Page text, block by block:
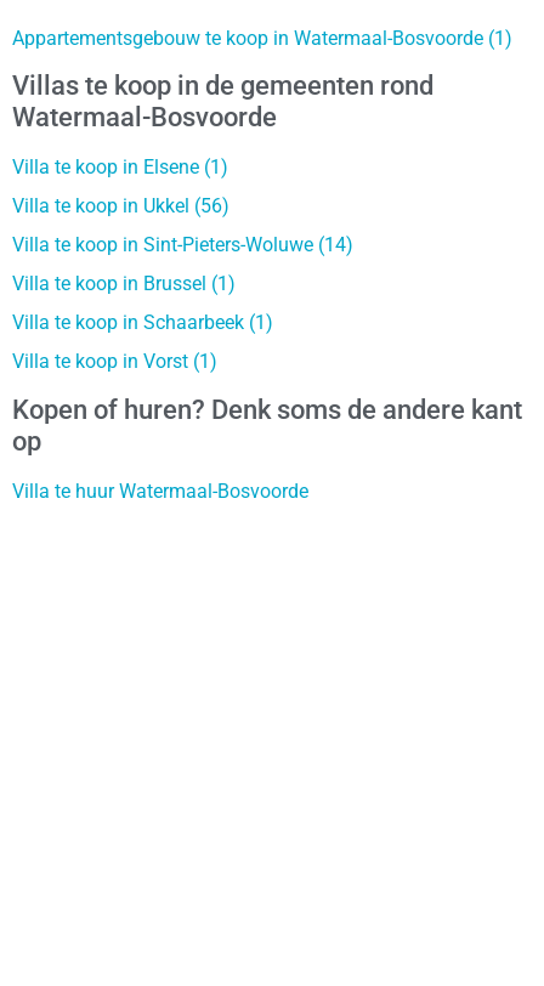
Appartementsgebouw te koop in Watermaal-Bosvoorde (1)
Villas te koop in de gemeenten rond
Watermaal-Bosvoorde
Villa te koop in Elsene (1)
Villa te koop in Ukkel (56)
Villa te koop in Sint-Pieters-Woluwe (14)
Villa te koop in Brussel (1)
Villa te koop in Schaarbeek (1)
Villa te koop in Vorst (1)
Kopen of huren? Denk soms de andere kant
op
Villa te huur Watermaal-Bosvoorde